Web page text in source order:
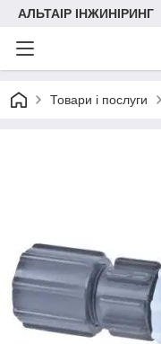
АЛЬТАІР ІНЖИНІРИНГ
Товари і послуги